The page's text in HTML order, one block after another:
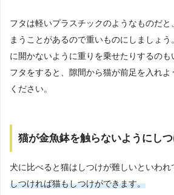
フタは軽いプラスチックのようなものだと
まうことがあるので重いものにしましょ
に開かないように重りを乗せたりするの
フタをすると、隙間から猫が前足を入れ
ください。
猫が金魚鉢を触らないようにし
犬に比べると猫はしつけが難しいといわれ
しつければ猫もしつけができます。